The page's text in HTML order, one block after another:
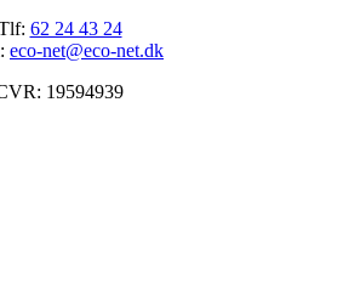
62 24 43 24
eco-net@eco-net.dk
19594939